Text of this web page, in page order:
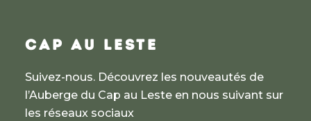
CAP AU LESTE
Suivez-nous. Découvrez les nouveautés de
l’Auberge du Cap au Leste en nous suivant sur
les réseaux sociaux